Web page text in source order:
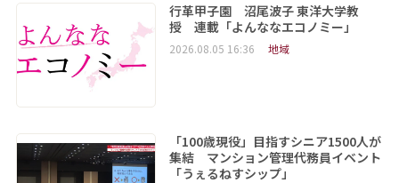
行革甲子園 沼尾波子 東洋大学教
授 連載「よんななエコノミー」
2026.08.05 16:36 地域
「100歳現役」目指すシニア1500人が
集結 マンション管理代務員イベント
「うぇるねすシップ」